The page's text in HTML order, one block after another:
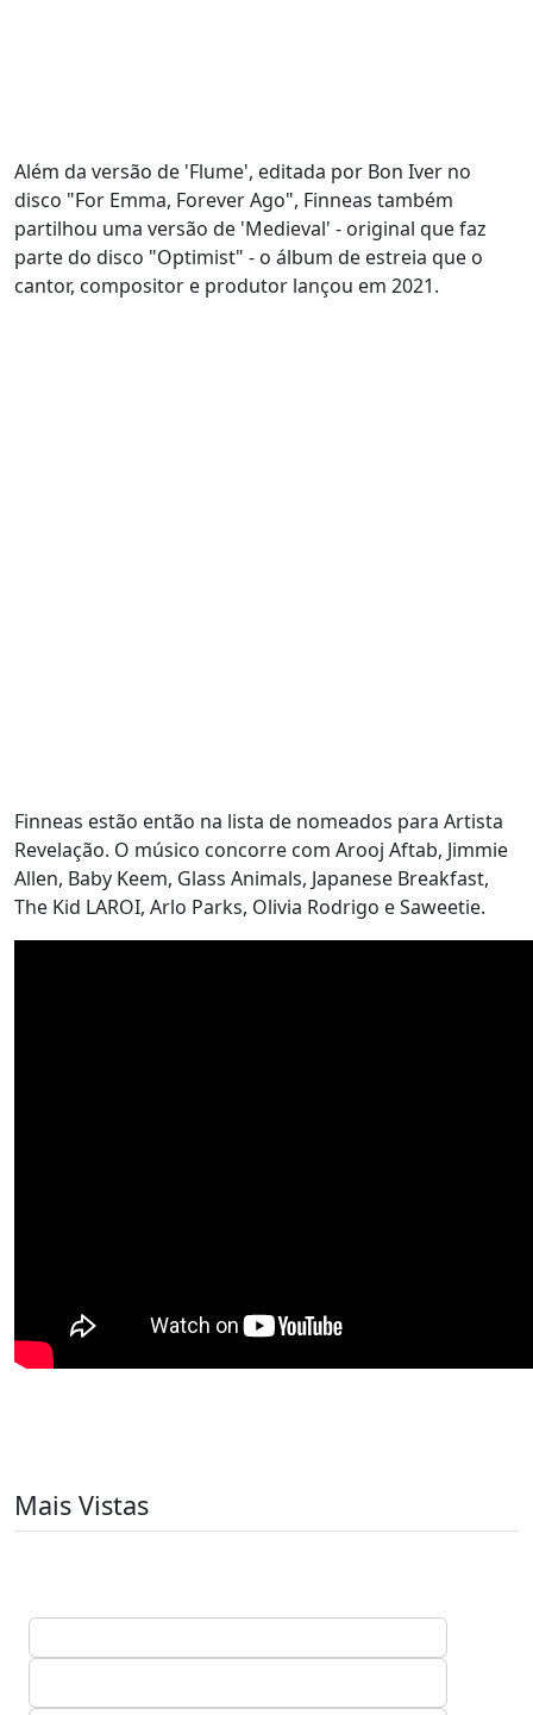
Além da versão de 'Flume', editada por Bon Iver no
disco "For Emma, Forever Ago", Finneas também
partilhou uma versão de 'Medieval' - original que faz
parte do disco "Optimist" - o álbum de estreia que o
cantor, compositor e produtor lançou em 2021.
Finneas estão então na lista de nomeados para Artista
Revelação. O músico concorre com Arooj Aftab, Jimmie
Allen, Baby Keem, Glass Animals, Japanese Breakfast,
The Kid LAROI, Arlo Parks, Olivia Rodrigo e Saweetie.
Mais Vistas